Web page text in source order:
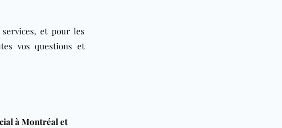
et pour les
vos questions et
à Montréal et